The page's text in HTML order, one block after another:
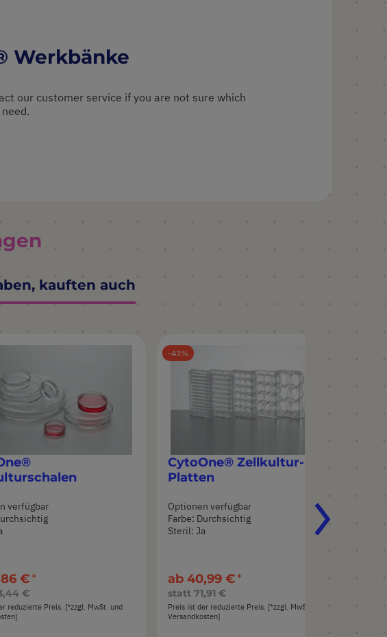
Werkbänke
our customer service if you are not sure which
kauften auch
verfügbar
€
€
reduzierte Preis. [*zzgl. MwSt. und
43
CytoOne® Zellkultur-
Platten
Optionen verfügbar
Farbe: Durchsichtig
Steril: Ja
ab 40,99 €
statt 71,91 €
Preis ist der reduzierte Preis. [*zzgl. MwSt. und
Versandkosten]